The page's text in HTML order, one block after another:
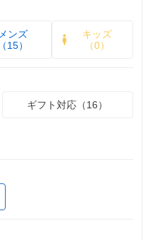
メンズ
（15）
キッズ
（0）
ギフト対応（16）